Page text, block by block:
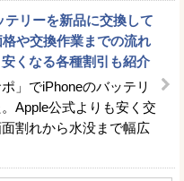
リーを新品に交換して
や交換作業までの流れ
くなる各種割引も紹介
」でiPhoneのバッテリ
Apple公式よりも安く交
割れから水没まで幅広